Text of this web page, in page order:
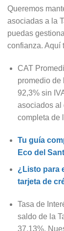
Queremos
asociadas a la
puedas
confianza. Aquí
CAT
promedio de
92,3% sin
asociados al
completa de
Tu guía
Eco del
¿Listo para
tarjeta de
Tasa de
saldo de la
37.13%.